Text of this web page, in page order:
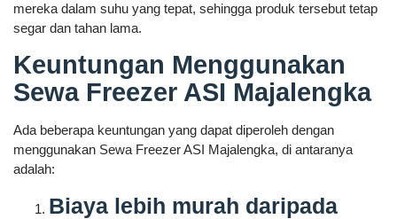
mereka dalam suhu yang tepat, sehingga produk tersebut tetap
segar dan tahan lama.
Keuntungan Menggunakan
Sewa Freezer ASI Majalengka
Ada beberapa keuntungan yang dapat diperoleh dengan
menggunakan Sewa Freezer ASI Majalengka, di antaranya
adalah:
Biaya lebih murah daripada